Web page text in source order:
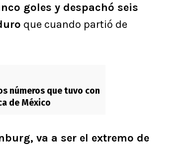
goles y despachó seis
que cuando partió de
números que tuvo con
de México
va a ser el extremo de